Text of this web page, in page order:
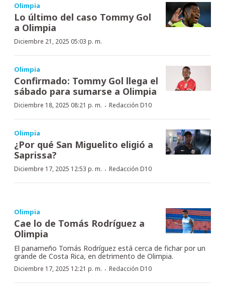
Olimpia
Lo último del caso Tommy Gol
a Olimpia
Diciembre 21, 2025 05:03 p. m.
Olimpia
Confirmado: Tommy Gol llega el
sábado para sumarse a Olimpia
Diciembre 18, 2025 08:21 p. m. · Redacción D10
Olimpia
¿Por qué San Miguelito eligió a
Saprissa?
Diciembre 17, 2025 12:53 p. m. · Redacción D10
Olimpia
Cae lo de Tomás Rodríguez a
Olimpia
El panameño Tomás Rodríguez está cerca de fichar por un
grande de Costa Rica, en detrimento de Olimpia.
Diciembre 17, 2025 12:21 p. m. · Redacción D10